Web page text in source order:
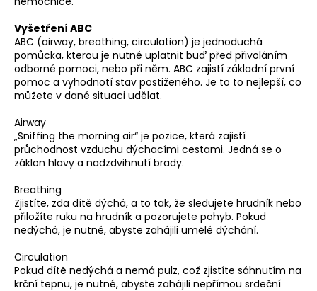
Vyšetření ABC
ABC (airway, breathing, circulation) je jednoduchá
pomůcka, kterou je nutné uplatnit buď před přivoláním
odborné pomoci, nebo při něm. ABC zajistí základní první
pomoc a vyhodnotí stav postiženého. Je to to nejlepší, co
můžete v dané situaci udělat.
Airway
„Sniffing the morning air“ je pozice, která zajistí
průchodnost vzduchu dýchacími cestami. Jedná se o
záklon hlavy a nadzdvihnutí brady.
Breathing
Zjistíte, zda dítě dýchá, a to tak, že sledujete hrudník nebo
přiložíte ruku na hrudník a pozorujete pohyb. Pokud
nedýchá, je nutné, abyste zahájili umělé dýchání.
Circulation
Pokud dítě nedýchá a nemá pulz, což zjistíte sáhnutím na
krční tepnu, je nutné, abyste zahájili nepřímou srdeční
b
u
j
e
t
e
n
a
j
t
?
HLEDAT